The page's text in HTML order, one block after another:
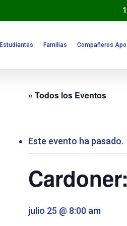
Estudiantes Familias Compañeros
« Todos los Eventos
Este evento ha pasado.
julio 25 @ 8:00 am